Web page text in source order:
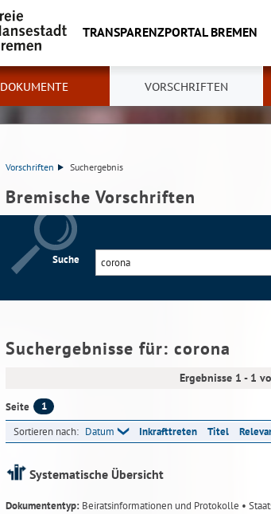
TRANSPARENZPORTAL BREMEN
DOKUMENTE VORSCHRIFTEN
Vorschriften Suchergebnis
Bremische Vorschriften
Suche
Suchergebnisse für: corona
Ergebnisse 1 - 1
Seite 1
Sortieren nach: Datum Inkrafttreten Titel
Systematische Übersicht
Dokumententyp: Beiratsinformationen und Protokolle •